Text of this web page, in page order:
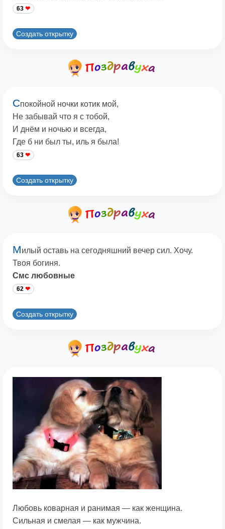
63
Создать открытку
Спокойной ночки котик мой,
Не забывай что я с тобой,
И днём и ночью и всегда,
Где б ни был ты, иль я была!
63
Создать открытку
Милый оставь на сегодняшний вечер сил. Хочу.
Твоя богиня.
Смс любовные
62
Создать открытку
Любовь коварная и ранимая — как женщина.
Сильная и смелая — как мужчина.